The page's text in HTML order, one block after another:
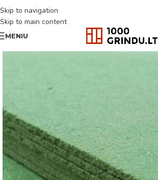
Skip to navigation
Skip to main content
MENIU